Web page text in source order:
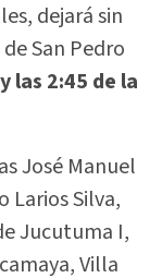
dejará sin
San Pedro
las 2:45 de la
José Manuel
Larios Silva,
Jucutuma I,
Villa